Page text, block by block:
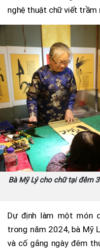
nghệ thuật chữ viết trầm
Bà Mỹ Lý cho chữ tại đêm
Dự định làm một món
trong năm 2024, bà Mỹ
và cố gắng ngày đêm